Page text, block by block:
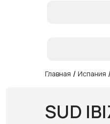
Главная / Испания
SUD